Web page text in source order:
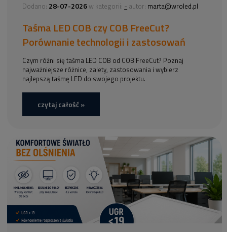
Dodano: 28-07-2026 w kategorii: - autor: marta@wroled.pl
Taśma LED COB czy COB FreeCut?
Porównanie technologii i zastosowań
Czym różni się taśma LED COB od COB FreeCut? Poznaj
najważniejsze różnice, zalety, zastosowania i wybierz
najlepszą taśmę LED do swojego projektu.
czytaj całość »